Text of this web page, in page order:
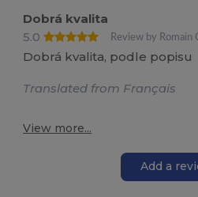
Dobrá kvalita
5.0
Review by Romain
Dobrá kvalita, podle popisu
Translated from Français
View more...
Add a